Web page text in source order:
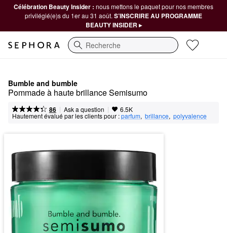
Célébration Beauty Insider : nous mettons le paquet pour nos membres
privilégié(e)s du 1er au 31 août. S’INSCRIRE AU PROGRAMME
BEAUTY INSIDER ▸
Recherche
Bumble and bumble
Pommade à haute brillance Semisumo
86 | Ask a question | 6.5K
Hautement évalué par les clients pour :parfum, brillance, polyvalence